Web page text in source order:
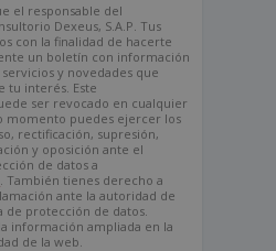
el responsable del
Dexeus, S.A.P. Tus
con la finalidad de hacerte
un boletín con información
y novedades que
tu interés. Este
ser revocado en cualquier
momento puedes ejercer los
rectificación, supresión,
y oposición ante el
de datos a
. También tienes derecho a
ante la autoridad de
protección de datos.
información ampliada en la
de la web.